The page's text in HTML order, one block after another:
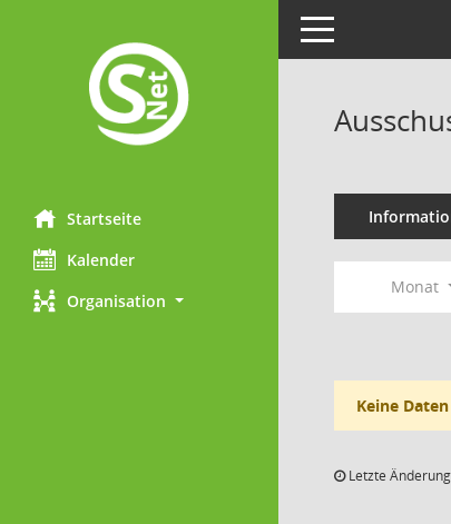
Startseite
Kalender
Organisation
Toggle navigation
Monat
Keine
Letzte